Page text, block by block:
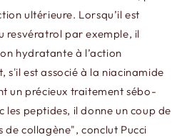
ultérieure. Lorsqu’il est
resvératrol par exemple, il
hydratante à l’action
s'il est associé à la niacinamide
un précieux traitement sébo-
les peptides, il donne un coup de
collagène", conclut Pucci